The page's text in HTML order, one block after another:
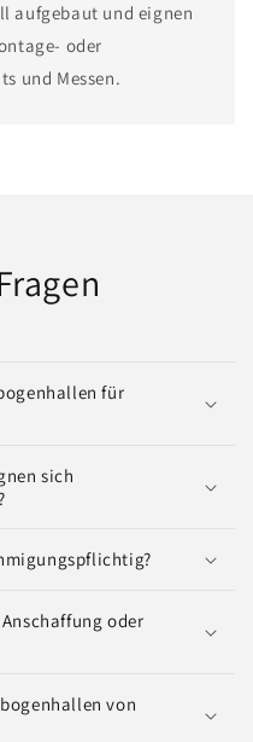
aufgebaut und eignen
oder
und Messen.
für
sich
oder
von